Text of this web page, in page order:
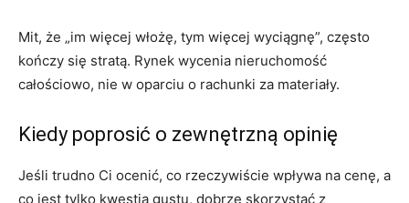
Mit, że „im więcej włożę, tym więcej wyciągnę”, często
kończy się stratą. Rynek wycenia nieruchomość
całościowo, nie w oparciu o rachunki za materiały.
Kiedy poprosić o zewnętrzną opinię
Jeśli trudno Ci ocenić, co rzeczywiście wpływa na cenę, a
co jest tylko kwestią gustu, dobrze skorzystać z